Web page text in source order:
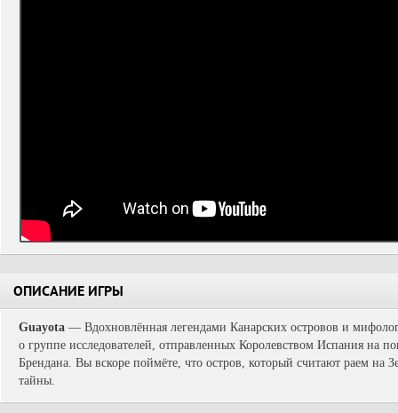
ОПИСАНИЕ ИГРЫ
Guayota — Вдохновлённая легендами Канарских островов и
о группе исследователей, отправленных Королевством Испания на
Брендана. Вы вскоре поймёте, что остров, который считают раем на
тайны.